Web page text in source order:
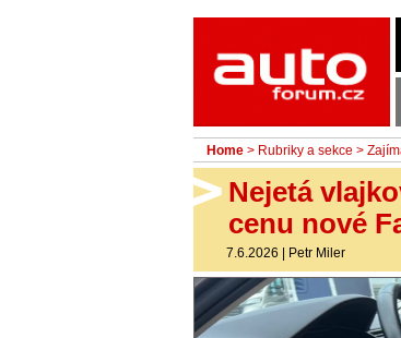
Home > Rubriky a sekce >
Nejetá
cenu nové
7.6.2026 | Petr Miler